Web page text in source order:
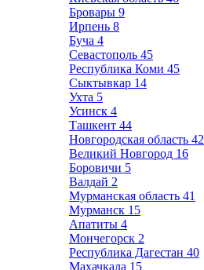
Бровары 9
Ирпень 8
Буча 4
Севастополь 45
Республика Коми 45
Сыктывкар 14
Ухта 5
Усинск 4
Ташкент 44
Новгородская область 42
Великий Новгород 16
Боровичи 5
Валдай 2
Мурманская область 41
Мурманск 15
Апатиты 4
Мончегорск 2
Республика Дагестан 40
Махачкала 15